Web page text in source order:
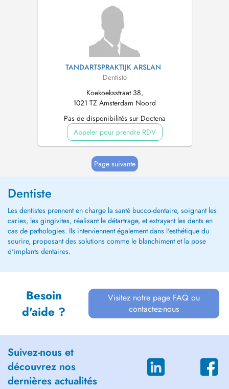
TANDARTSPRAKTIJK ARSLAN
Dentiste
Koekoeksstraat 38,
1021 TZ Amsterdam Noord
Pas de disponibilités sur Doctena
Appeler pour prendre RDV
Page suivante
Dentiste
Les dentistes prennent en charge la santé bucco-dentaire, soignant les
caries, les gingivites, réalisant le détartrage, et extrayant les dents en
cas de pathologies. Ils interviennent également dans l'esthétique du
sourire, proposant des solutions comme le blanchiment et la pose
d'implants dentaires.
Besoin
d'aide ?
Visitez notre page FAQ ou
contactez-nous
Suivez-nous et
découvrez nos
dernières actualités